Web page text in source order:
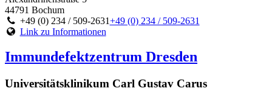
44791 Bochum
+49 (0) 234 / 509-2631+49 (0) 234 / 509-2631
Link zu Informationen
Immundefektzentrum Dresden
Universitätsklinikum Carl Gustav Carus